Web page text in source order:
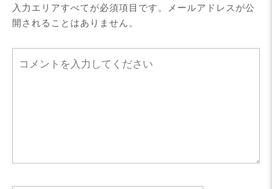
入力エリアすべてが必須項目です。メールアドレスが公
開されることはありません。